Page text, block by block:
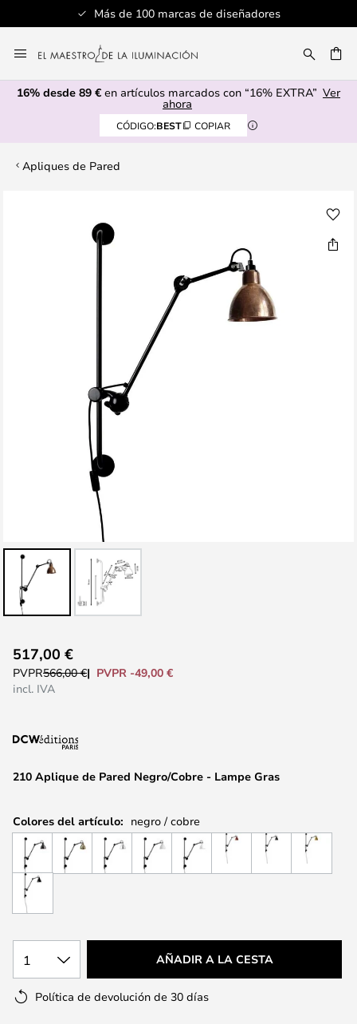
Más de 100 marcas de diseñadores
al
contenido
16% desde 89 € en artículos marcados con “16% EXTRA” Ver
ahora
CÓDIGO:BEST COPIAR
Apliques de Pared
comienzo
galería
imágenes
210 Aplique de Pared Negro/Cobre - Lampe Gras
517,00 €
PVPR566,00 €
PVPR -49,00 €
incl. IVA
Colores del artículo: negro / cobre
1 AÑADIR A LA CESTA
Política de devolución de 30 días